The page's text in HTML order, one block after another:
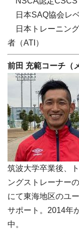
日本SAQ協会レ
日本トレーニン
者（ATI）
前田 充範コーチ（
筑波大学卒業後、
ングストレーナー
にて東海地区のユ
サポート。2014年
中。